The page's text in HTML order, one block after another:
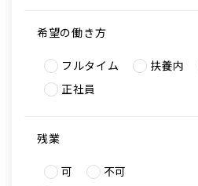
希望の働き方
フルタイム 扶養内
正社員
残業
可 不可